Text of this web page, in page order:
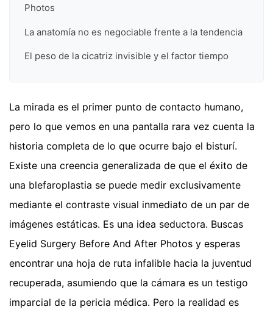
Photos
La anatomía no es negociable frente a la tendencia
El peso de la cicatriz invisible y el factor tiempo
La mirada es el primer punto de contacto humano,
pero lo que vemos en una pantalla rara vez cuenta la
historia completa de lo que ocurre bajo el bisturí.
Existe una creencia generalizada de que el éxito de
una blefaroplastia se puede medir exclusivamente
mediante el contraste visual inmediato de un par de
imágenes estáticas. Es una idea seductora. Buscas
Eyelid Surgery Before And After Photos y esperas
encontrar una hoja de ruta infalible hacia la juventud
recuperada, asumiendo que la cámara es un testigo
imparcial de la pericia médica. Pero la realidad es